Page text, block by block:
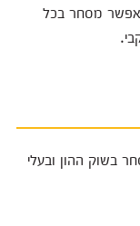
ביממה, שמאפשר מסחר בכל
בשוק ההון ובעלי